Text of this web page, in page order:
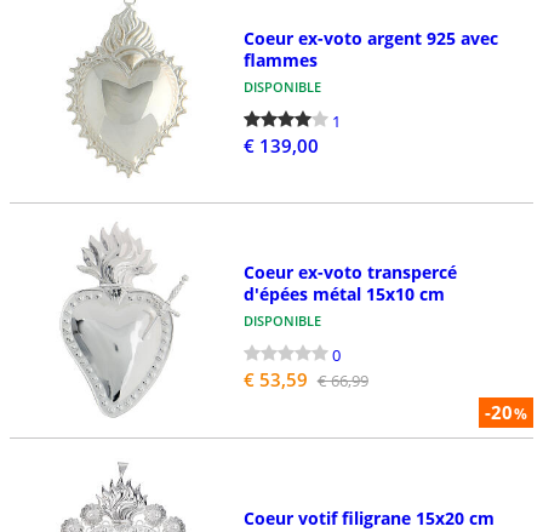
Coeur ex-voto argent 925 avec
flammes
DISPONIBLE
1
€ 139,00
-20%
Coeur ex-voto transpercé
d'épées métal 15x10 cm
DISPONIBLE
0
€ 53,59 € 66,99
Coeur votif filigrane 15x20 cm